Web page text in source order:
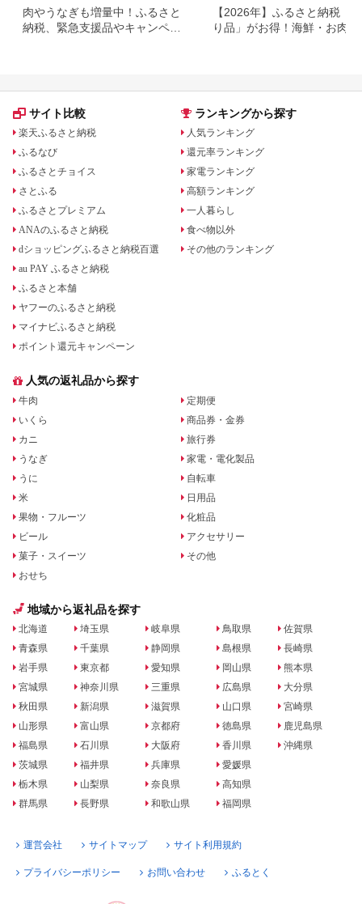
肉やうなぎも増量中！ふるさと
納税、緊急支援品やキャンペー
【2026年】ふるさと納税「
り品」がお得！海鮮・お肉・
サイト比較
楽天ふるさと納税
ふるなび
ふるさとチョイス
さとふる
ふるさとプレミアム
ANAのふるさと納税
dショッピングふるさと納税百選
au PAY ふるさと納税
ふるさと本舗
ヤフーのふるさと納税
マイナビふるさと納税
ポイント還元キャンペーン
ランキングから探す
人気ランキング
還元率ランキング
家電ランキング
高額ランキング
一人暮らし
食べ物以外
その他のランキング
人気の返礼品から探す
牛肉
いくら
カニ
うなぎ
うに
米
果物・フルーツ
ビール
菓子・スイーツ
おせち
定期便
商品券・金券
旅行券
家電・電化製品
自転車
日用品
化粧品
アクセサリー
その他
地域から返礼品を探す
北海道
青森県
岩手県
宮城県
秋田県
山形県
福島県
茨城県
栃木県
群馬県
埼玉県
千葉県
東京都
神奈川県
新潟県
富山県
石川県
福井県
山梨県
長野県
岐阜県
静岡県
愛知県
三重県
滋賀県
京都府
大阪府
兵庫県
奈良県
和歌山県
鳥取県
島根県
岡山県
広島県
山口県
徳島県
香川県
愛媛県
高知県
福岡県
佐賀県
長崎県
熊本県
大分県
宮崎県
鹿児島県
沖縄県
運営会社 サイトマップ サイト利用規約
プライバシーポリシー お問い合わせ ふるとく